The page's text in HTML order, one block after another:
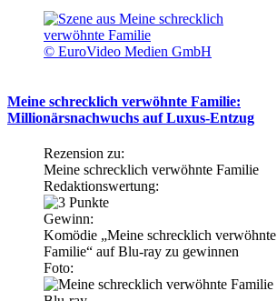
© EuroVideo Medien GmbH
Meine schrecklich verwöhnte Familie:
Millionärsnachwuchs auf Luxus-Entzug
Rezension zu:
Meine schrecklich verwöhnte Familie
Redaktionswertung:
Gewinn:
Komödie „Meine schrecklich verwöhnte
Familie“ auf Blu-ray zu gewinnen
Foto: